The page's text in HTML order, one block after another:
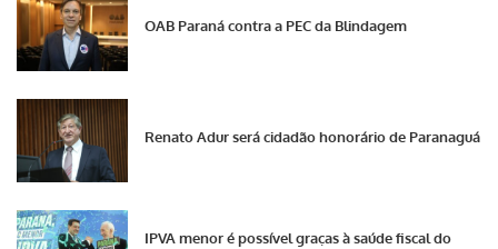
OAB Paraná contra a PEC da Blindagem
Renato Adur será cidadão honorário de Paranaguá
IPVA menor é possível graças à saúde fiscal do